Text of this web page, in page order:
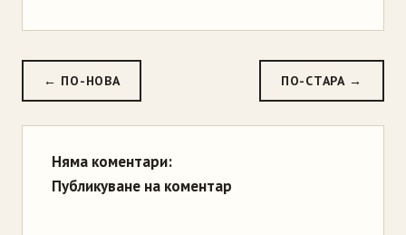
← ПО-НОВА ПО-СТАРА →
Няма коментари:
Публикуване на коментар